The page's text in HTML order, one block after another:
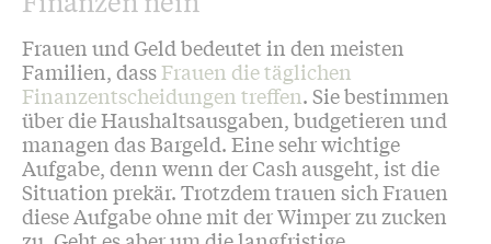
Frauen und Geld bedeutet in den meisten
Familien, dassFrauen die täglichen
Finanzentscheidungen treffen. Sie bestimmen
über die Haushaltsausgaben, budgetieren und
managen das Bargeld. Eine sehr wichtige
Aufgabe, denn wenn der Cash ausgeht, ist die
Situation prekär. Trotzdem trauen sich Frauen
diese Aufgabe ohne mit der Wimper zu zucken